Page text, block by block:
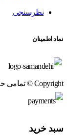
نظرسنجی
نماد اطمینان
Copyright © تمامی حقوق مادی و معنوی وب سایت محفوظ می باشد
سبد خرید